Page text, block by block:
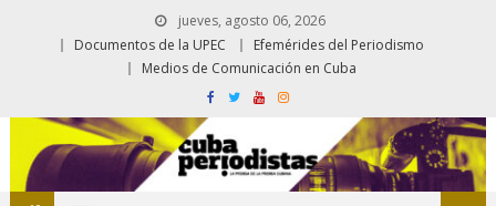
jueves, agosto 06, 2026
Documentos de la UPEC
Efemérides del Periodismo
Medios de Comunicación en Cuba